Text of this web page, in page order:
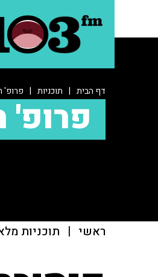
דף הבית | תוכניות | פרופ'
פרופ'
ראשי | תוכניות